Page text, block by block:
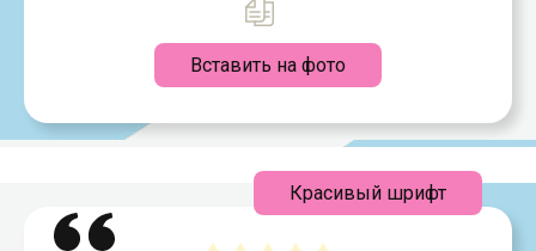
Вставить на фото
Красивый шрифт